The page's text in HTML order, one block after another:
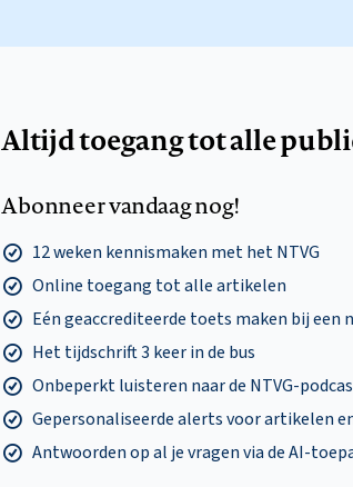
Altijd toegang tot alle
Abonneer vandaag nog!
12 weken kennismaken met het NTVG
Online toegang tot alle artikelen
Eén geaccrediteerde toets maken bij een
Het tijdschrift 3 keer in de bus
Onbeperkt luisteren naar de NTVG-
Gepersonaliseerde alerts voor artikelen
Antwoorden op al je vragen via de AI-